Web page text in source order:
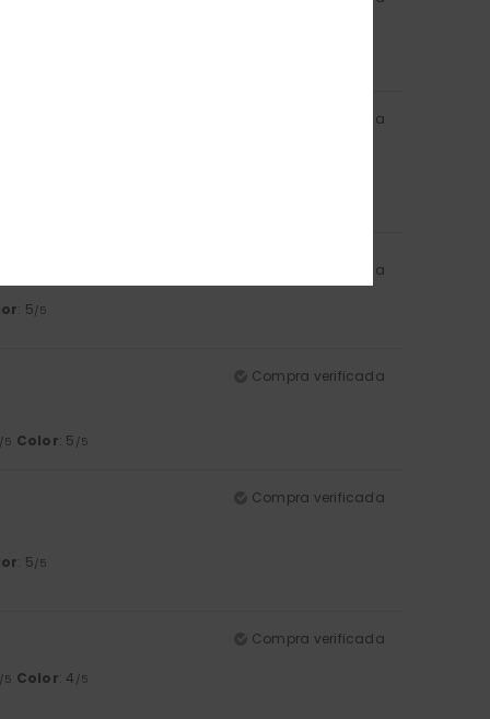
Compra verificada
Compra verificada
: 5 /5
Compra verificada
/5 Color: 5 /5
Compra verificada
: 5 /5
Compra verificada
/5 Color: 4 /5